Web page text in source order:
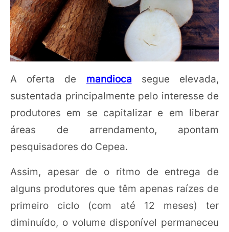
A oferta de mandioca segue elevada,
sustentada principalmente pelo interesse de
produtores em se capitalizar e em liberar
áreas de arrendamento, apontam
pesquisadores do Cepea.
Assim, apesar de o ritmo de entrega de
alguns produtores que têm apenas raízes de
primeiro ciclo (com até 12 meses) ter
diminuído, o volume disponível permaneceu